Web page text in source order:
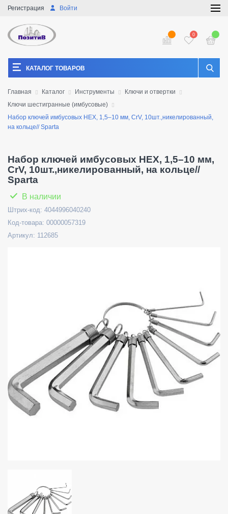
Войти
Регистрация
0
КАТАЛОГ ТОВАРОВ
Главная Каталог Инструменты
Ключи и отвертки
Ключи шестигранные (имбусовые)
Набор ключей имбусовых HEX, 1,5–10 мм, CrV, 10шт.,никелированный,
на кольце// Sparta
Набор ключей имбусовых HEX, 1,5–10 мм,
CrV, 10шт.,никелированный, на кольце//
Sparta
В наличии
Штрих-код: 4044996040240
Код-товара: 00000057319
Артикул: 112685